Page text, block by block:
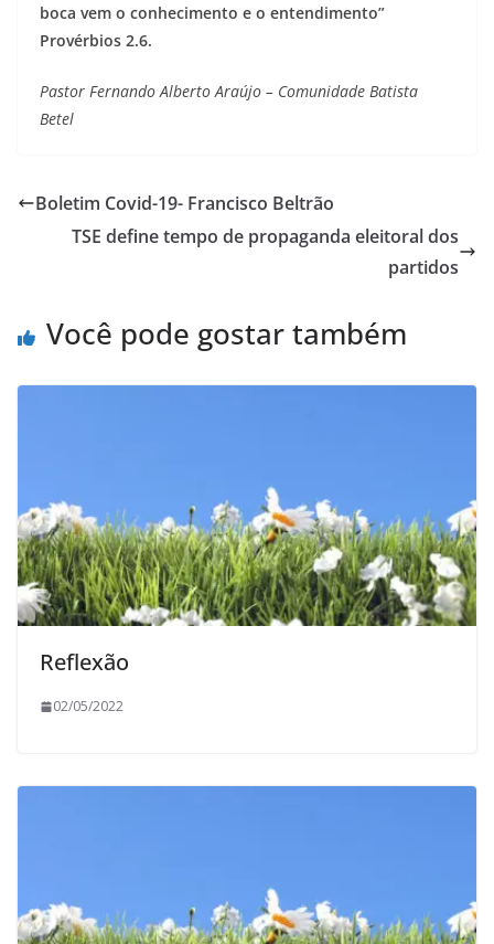
boca vem o conhecimento e o entendimento”
Provérbios 2.6.
Pastor Fernando Alberto Araújo – Comunidade Batista
Betel
Boletim Covid-19- Francisco Beltrão
TSE define tempo de propaganda eleitoral dos
partidos
Você pode gostar também
Reflexão
02/05/2022